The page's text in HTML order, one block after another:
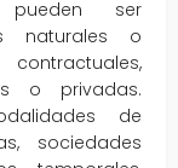
pueden ser
naturales o
o privadas.
de
sociedades